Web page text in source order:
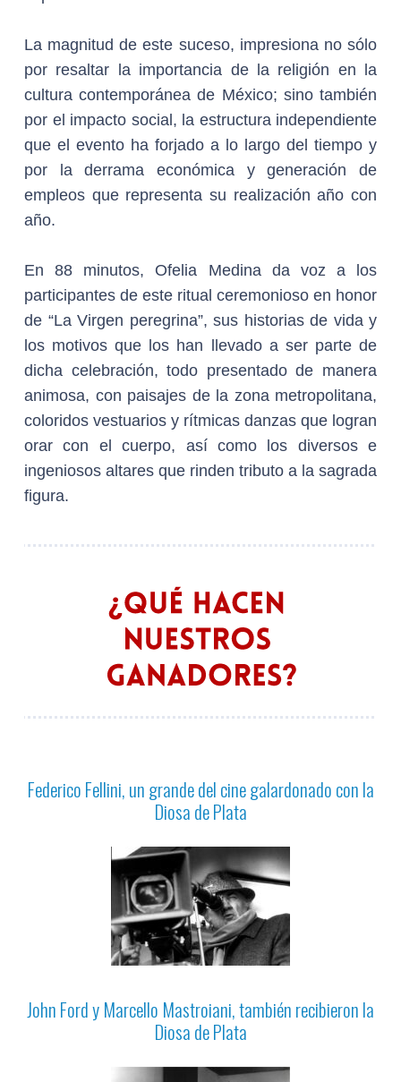
La magnitud de este suceso, impresiona no sólo
por resaltar la importancia de la religión en la
cultura contemporánea de México; sino también
por el impacto social, la estructura independiente
que el evento ha forjado a lo largo del tiempo y
por la derrama económica y generación de
empleos que representa su realización año con
año.
En 88 minutos, Ofelia Medina da voz a los
participantes de este ritual ceremonioso en honor
de “La Virgen peregrina”, sus historias de vida y
los motivos que los han llevado a ser parte de
dicha celebración, todo presentado de manera
animosa, con paisajes de la zona metropolitana,
coloridos vestuarios y rítmicas danzas que logran
orar con el cuerpo, así como los diversos e
ingeniosos altares que rinden tributo a la sagrada
figura.
Federico Fellini, un grande del cine galardonado con la
Diosa de Plata
John Ford y Marcello Mastroiani, también recibieron la
Diosa de Plata